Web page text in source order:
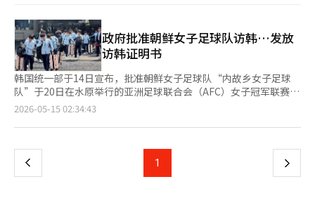
溃的问题。将足球重新带回人民的怀抱，必须从协会的改革开始。
※ 本报道经人工智能（AI）系统翻译与编辑。
握好平衡。” 统一部部长郑东泳未出席比赛。他在当天国会外交
统一委员会全体会议上表示，AFC已向韩国足球协会发函，请
求“将比赛与政治情况分开，作为纯粹的体育国际活动进行”。他
表示：“统一部部长为了排除这种政治考量，决定不出席今天的比
赛。” 由南北合作民间团体（北民协）、民族和解合作全民委员
会（民和协）等民间团体组成的联合应援团，挥舞着印有水原FC
女子队和内乡队标志的小旗，为两队加油。 AWCL是亚洲地区最高
水平的女子俱乐部足球赛事，本赛季为第二届。冠军奖金为100万
美元（约合1500万元人民币），亚军奖金为50万美元（约合750万
球员未能入境。 他们经过南北交流合作法的入境审查，朝鲜居民
使用'南方访问证明'确认身份，而他们出示的北方护照仅作为参考
资料。 当天，仁川地区的失散居民援助会、仁川咸北道民会等失
散居民团体和市民团体聚集在机场，举着“欢迎内故乡女子足球
队”的横幅，准备迎接。约有100名记者和欢迎人群聚集，为了维
护安全，派出了50多名警力。 然而，身穿深色西装的内故乡队员
和工作人员对欢迎致辞和记者提问均未作回应，面无表情地迅速移
动。在不到1分钟的时间内，他们便未与欢迎团体目光接触，迅速
通过机场出口，登上准备好的车辆。 载着球队的巴士在警方的护
中，车辆窗户被深色贴膜遮挡，内部无法看见，酒店周围设置了警
戒线，外部接触被严格控制。 酒店前，一些市民团体举着“支持
政府批准朝鲜女子足球队访韩…发放
访韩证明书
韩国统一部于14日宣布，批准朝鲜女子足球队“内故乡女子足球
队”于20日在水原举行的亚洲足球联合会（AFC）女子冠军联赛
（AWCL）半决赛期间访韩。 获批的访韩人员为39人，与朝方最初
国将发放访韩证明书，这是朝方人员访问韩国时根据《南北交流合
代护照，确认身份。 由于朝方将南北关系定义为“两国”，统一
部官员表示，17日入境审查时，朝鲜代表团可能会出示护照，并
2026-05-15 02:34:43
上
页
1 下